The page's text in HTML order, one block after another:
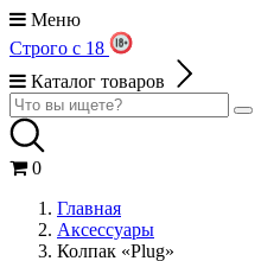
Меню
Строго с 18
Каталог товаров
0
Главная
Аксессуары
Колпак «Plug»